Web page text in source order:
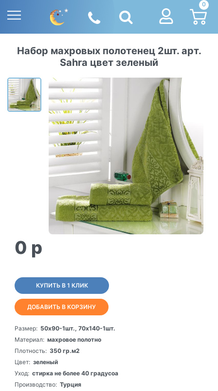
0
Набор махровых полотенец 2шт. арт.
Sahra цвет зеленый
0 p
КУПИТЬ В 1 КЛИК
ДОБАВИТЬ В КОРЗИНУ
Размер: 50х90-1шт., 70х140-1шт.
Материал: махровое полотно
Плотность: 350 гр.м2
Цвет: зеленый
Уход: стирка не более 40 градусоа
Производство: Турция